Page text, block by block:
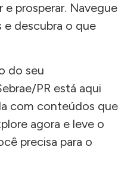
prosperar. Navegue
e descubra o que
do seu
PR está aqui
com conteúdos que
agora e leve o
precisa para o